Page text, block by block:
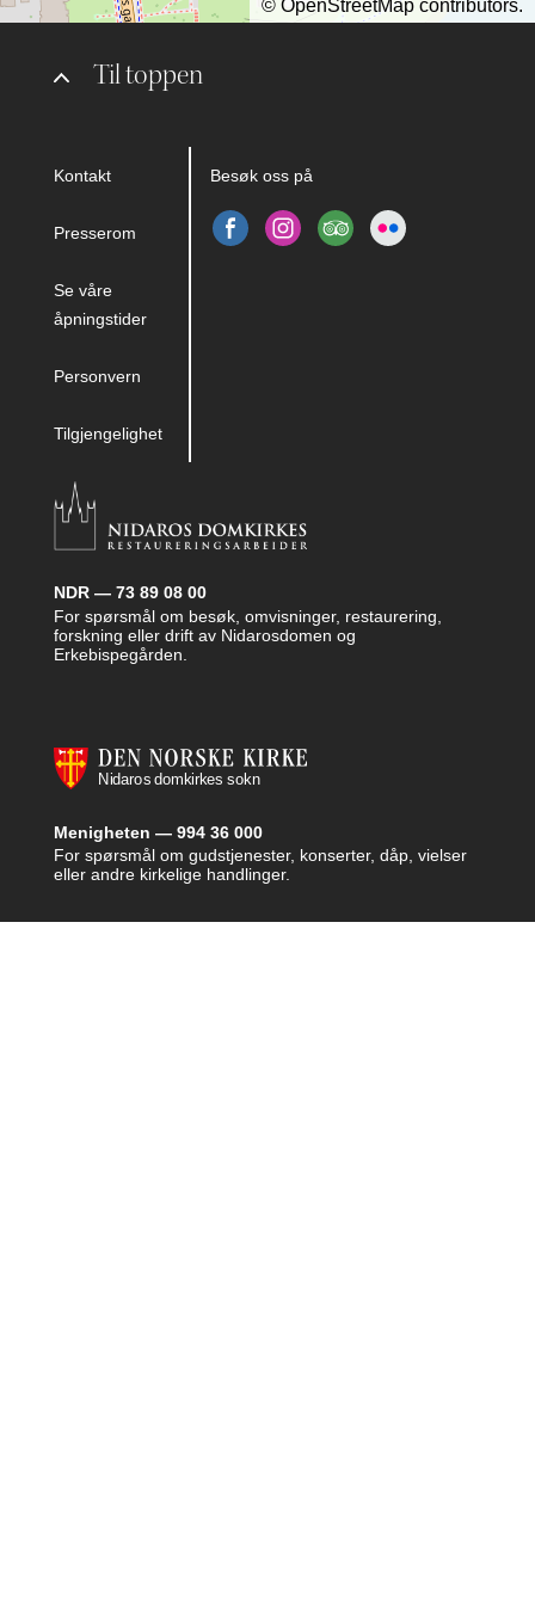
Til toppen
Kontakt
Presserom
Se våre
åpningstider
Personvern
Tilgjengelighet
Besøk oss på
NDR — 73 89 08 00
For spørsmål om besøk, omvisninger, restaurering,
forskning eller drift av Nidarosdomen og
Erkebispegården.
Menigheten — 994 36 000
For spørsmål om gudstjenester, konserter, dåp, vielser
eller andre kirkelige handlinger.
© OpenStreetMap contributors.